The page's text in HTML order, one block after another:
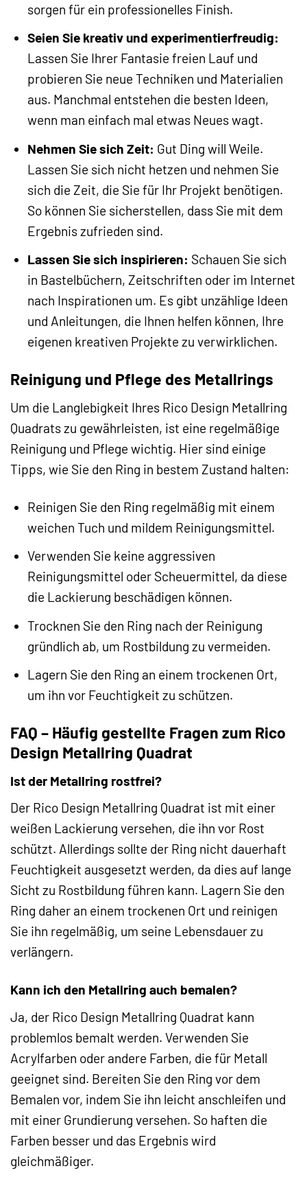
sorgen für ein professionelles Finish.
Seien Sie kreativ und experimentierfreudig:
Lassen Sie Ihrer Fantasie freien Lauf und
probieren Sie neue Techniken und Materialien
aus. Manchmal entstehen die besten Ideen,
wenn man einfach mal etwas Neues wagt.
Nehmen Sie sich Zeit: Gut Ding will Weile.
Lassen Sie sich nicht hetzen und nehmen Sie
sich die Zeit, die Sie für Ihr Projekt benötigen.
So können Sie sicherstellen, dass Sie mit dem
Ergebnis zufrieden sind.
Lassen Sie sich inspirieren: Schauen Sie sich
in Bastelbüchern, Zeitschriften oder im Internet
nach Inspirationen um. Es gibt unzählige Ideen
und Anleitungen, die Ihnen helfen können, Ihre
eigenen kreativen Projekte zu verwirklichen.
Reinigung und Pflege des Metallrings
Um die Langlebigkeit Ihres Rico Design Metallring
Quadrats zu gewährleisten, ist eine regelmäßige
Reinigung und Pflege wichtig. Hier sind einige
Tipps, wie Sie den Ring in bestem Zustand halten:
Reinigen Sie den Ring regelmäßig mit einem
weichen Tuch und mildem Reinigungsmittel.
Verwenden Sie keine aggressiven
Reinigungsmittel oder Scheuermittel, da diese
die Lackierung beschädigen können.
Trocknen Sie den Ring nach der Reinigung
gründlich ab, um Rostbildung zu vermeiden.
Lagern Sie den Ring an einem trockenen Ort,
um ihn vor Feuchtigkeit zu schützen.
FAQ – Häufig gestellte Fragen zum Rico
Design Metallring Quadrat
Ist der Metallring rostfrei?
Der Rico Design Metallring Quadrat ist mit einer
weißen Lackierung versehen, die ihn vor Rost
schützt. Allerdings sollte der Ring nicht dauerhaft
Feuchtigkeit ausgesetzt werden, da dies auf lange
Sicht zu Rostbildung führen kann. Lagern Sie den
Ring daher an einem trockenen Ort und reinigen
Sie ihn regelmäßig, um seine Lebensdauer zu
verlängern.
Kann ich den Metallring auch bemalen?
Ja, der Rico Design Metallring Quadrat kann
problemlos bemalt werden. Verwenden Sie
Acrylfarben oder andere Farben, die für Metall
geeignet sind. Bereiten Sie den Ring vor dem
Bemalen vor, indem Sie ihn leicht anschleifen und
mit einer Grundierung versehen. So haften die
Farben besser und das Ergebnis wird
gleichmäßiger.